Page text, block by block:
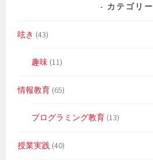
カテゴリー
呟き (43)
趣味 (11)
情報教育 (65)
プログラミング教育 (13)
授業実践 (40)